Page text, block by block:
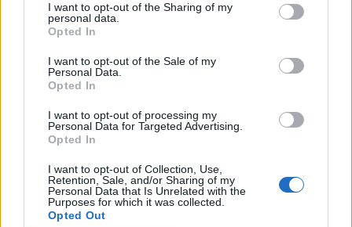
I want to opt-out of the Sharing of my
personal data.
Opted In
I want to opt-out of the Sale of my
Personal Data.
Opted In
I want to opt-out of processing my
Personal Data for Targeted Advertising.
Opted In
I want to opt-out of Collection, Use,
Retention, Sale, and/or Sharing of my
Personal Data that Is Unrelated with the
Purposes for which it was collected.
Opted Out
Fotó: Pinti Attila